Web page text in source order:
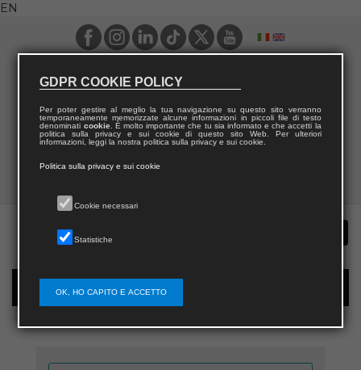
EN
New user registration
GDPR COOKIE POLICY
Per poter gestire al meglio la tua navigazione su questo sito verranno
temporaneamente memorizzate alcune informazioni in piccoli file di testo
denominati cookie. È molto importante che tu sia informato e che accetti la
politica sulla privacy e sui cookie di questo sito Web. Per ulteriori
informazioni, leggi la nostra politica sulla privacy e sui cookie.
Politica sulla privacy e sui cookie
Cookie necessari
Statistiche
OK, HO CAPITO E ACCETTO